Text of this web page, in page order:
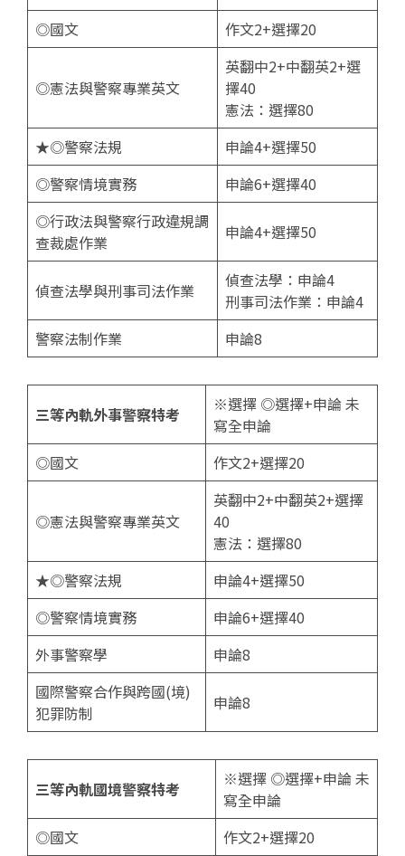
◎國文
作文2+選擇20
◎憲法與警察專業英文
英翻中2+中翻英2+選
擇40
憲法：選擇80
★◎警察法規
申論4+選擇50
◎警察情境實務
申論6+選擇40
◎行政法與警察行政違規調
查裁處作業
申論4+選擇50
偵查法學與刑事司法作業
偵查法學：申論4
刑事司法作業：申論4
警察法制作業
申論8
三等內軌外事警察特考
※選擇 ◎選擇+申論 未
寫全申論
◎國文
作文2+選擇20
◎憲法與警察專業英文
英翻中2+中翻英2+選擇
40
憲法：選擇80
★◎警察法規
申論4+選擇50
◎警察情境實務
申論6+選擇40
外事警察學
申論8
國際警察合作與跨國(境)
犯罪防制
申論8
三等內軌國境警察特考
※選擇 ◎選擇+申論 未
寫全申論
◎國文
作文2+選擇20